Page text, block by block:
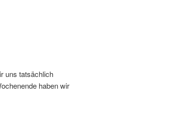
uns tatsächlich
haben wir